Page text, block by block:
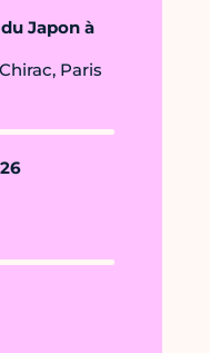
Japon à
Paris